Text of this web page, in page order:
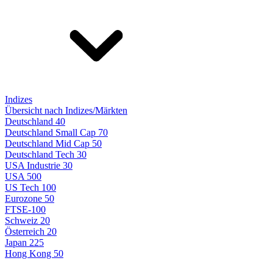
Indizes
Übersicht nach Indizes/Märkten
Deutschland 40
Deutschland Small Cap 70
Deutschland Mid Cap 50
Deutschland Tech 30
USA Industrie 30
USA 500
US Tech 100
Eurozone 50
FTSE-100
Schweiz 20
Österreich 20
Japan 225
Hong Kong 50